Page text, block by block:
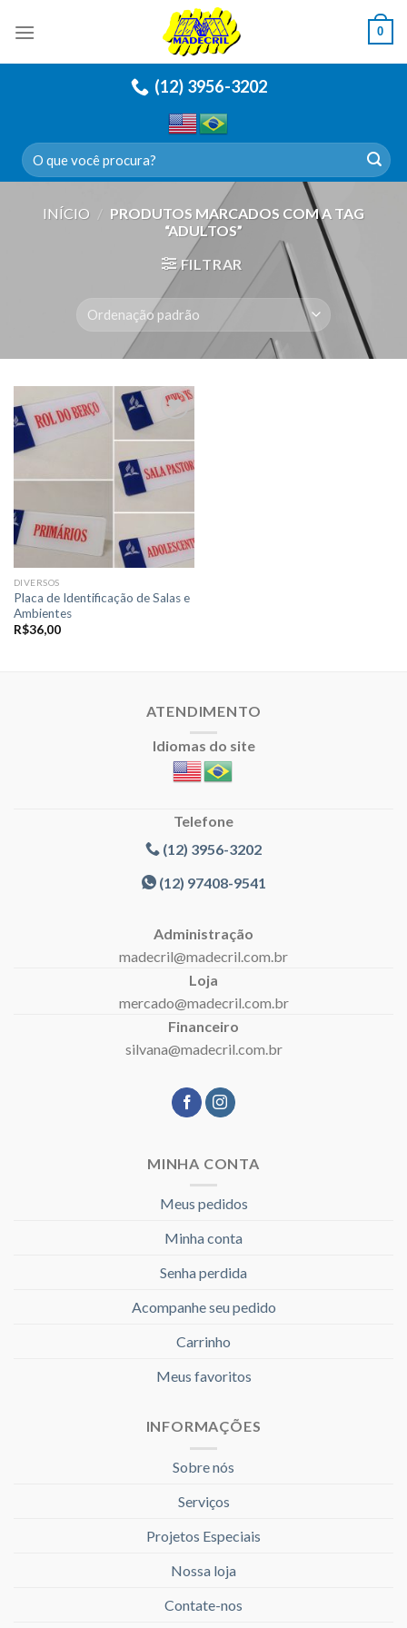
0
(12) 3956-3202
Pesquisar
por:
INÍCIO / PRODUTOS MARCADOS COM A TAG
“ADULTOS”
FILTRAR
Adicionar
a lista de
desejos
DIVERSOS
Placa de Identificação de Salas e
Ambientes
R$36,00
ATENDIMENTO
Idiomas do site
Telefone
(12) 3956-3202
(12) 97408-9541
Administração
madecril@madecril.com.br
Loja
mercado@madecril.com.br
Financeiro
silvana@madecril.com.br
MINHA CONTA
Meus pedidos
Minha conta
Senha perdida
Acompanhe seu pedido
Carrinho
Meus favoritos
INFORMAÇÕES
Sobre nós
Serviços
Projetos Especiais
Nossa loja
Contate-nos